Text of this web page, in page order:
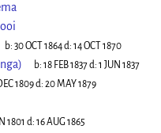
b: 30 OCT 1864d: 14 OCT 1870
b: 18 FEB 1837d: 1 JUN 1837
1809d: 20 MAY 1879
1801 d: 16 AUG 1865